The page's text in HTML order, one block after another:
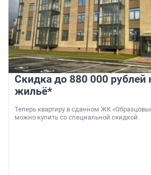
Скидка до 880 000 рублей
жильё*
Теперь квартиру в сданном ЖК
можно купить со специальной скидкой.